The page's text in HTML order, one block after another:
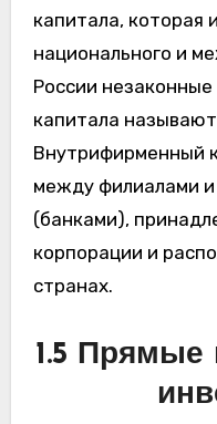
капитала, которая
национального и
России
капитала
Внутрифирменный
между филиалами
(банками),
корпорации и
странах.
1.5